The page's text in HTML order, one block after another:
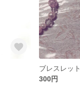
ブレスレット
300円